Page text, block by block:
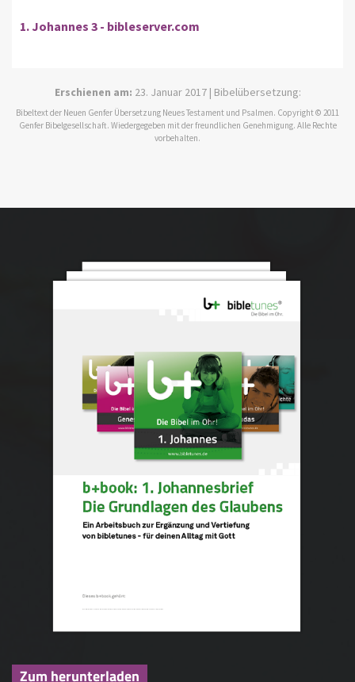
1. Johannes 3 - bibleserver.com
Erschienen am: 23. Januar 2017 | Bibelübersetzung:
Bibeltext der Neuen Genfer Übersetzung Neues Testament und Psalmen. Copyright © 2011
Genfer Bibelgesellschaft. Wiedergegeben mit der freundlichen Genehmigung. Alle Rechte
vorbehalten.
Zum herunterladen